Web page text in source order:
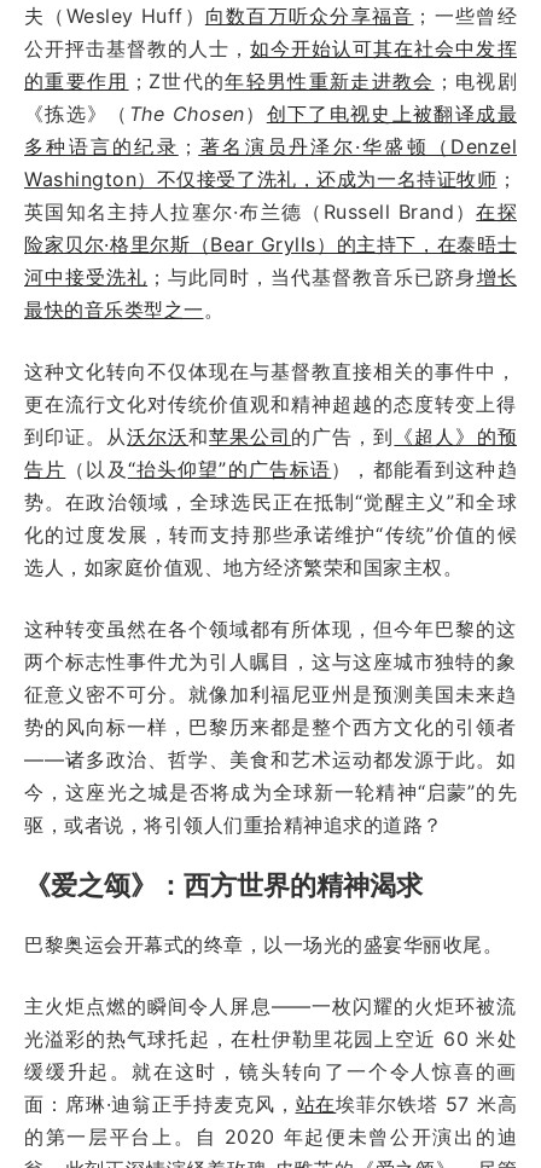
夫（Wesley Huff） 向数百万听众分享福音 ；一些曾经
公开抨击基督教的人士，如今开始认可其在社会中发挥
的重要作用 ；Z世代的年轻男性重新走进教会 ；电视剧
《拣选》（ The Chosen） 创下了电视史上被翻译成最
多种语言的纪录 ； 著名演员丹泽尔·华盛顿（Denzel
Washington）不仅接受了洗礼，还成为一名持证牧师 ；
英国知名主持人拉塞尔·布兰德（Russell Brand）在探
险家贝尔·格里尔斯（Bear Grylls）的主持下，在泰晤士
河中接受洗礼 ；与此同时，当代基督教音乐已跻身增长
最快的音乐类型之一 。
这种文化转向不仅体现在与基督教直接相关的事件中，
更在流行文化对传统价值观和精神超越的态度转变上得
到印证。从沃尔沃和苹果公司 的广告，到 《超人》的预
告片 （以及 “抬头仰望”的广告标语），都能看到这种趋
势。在政治领域，全球选民正在抵制“觉醒主义”和全球
化的过度发展，转而支持那些承诺维护“传统”价值的候
选人，如家庭价值观、地方经济繁荣和国家主权。
这种转变虽然在各个领域都有所体现，但今年巴黎的这
两个标志性事件尤为引人瞩目，这与这座城市独特的象
征意义密不可分。就像加利福尼亚州是预测美国未来趋
势的风向标一样，巴黎历来都是整个西方文化的引领者
——诸多政治、哲学、美食和艺术运动都发源于此。如
今，这座光之城是否将成为全球新一轮精神“启蒙”的先
驱，或者说，将引领人们重拾精神追求的道路？
《爱之颂》：西方世界的精神渴求
巴黎奥运会开幕式的终章，以一场光的盛宴华丽收尾。
主火炬点燃的瞬间令人屏息——一枚闪耀的火炬环被流
光溢彩的热气球托起，在杜伊勒里花园上空近 60 米处
缓缓升起。就在这时，镜头转向了一个令人惊喜的画
面：席琳·迪翁正手持麦克风， 站在埃菲尔铁塔 57 米高
的第一层平台上。自 2020 年起便未曾公开演出的迪